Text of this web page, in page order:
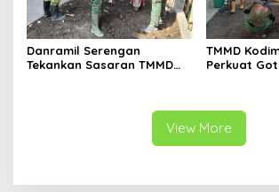
Danramil Serengan
Tekankan Sasaran TMMD
TMMD
Perkuat
View More